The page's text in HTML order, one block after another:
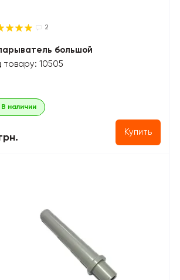
2
большой
товару: 10505
В наличии
Купить